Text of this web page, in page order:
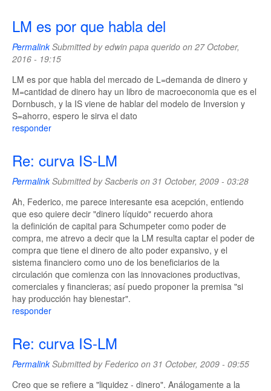
LM es por que habla del
PermalinkSubmitted byedwin papa querido on 27 October,
2016 - 19:15
LM es por que habla del mercado de L=demanda de dinero y
M=cantidad de dinero hay un libro de macroeconomia que es el
Dornbusch, y la IS viene de hablar del modelo de Inversion y
S=ahorro, espero le sirva el dato
responder
Re: curva IS-LM
PermalinkSubmitted bySacberis on 31 October, 2009 - 03:28
Ah, Federico, me parece interesante esa acepción, entiendo
que eso quiere decir "dinero líquido" recuerdo ahora
la definición de capital para Schumpeter como poder de
compra, me atrevo a decir que la LM resulta captar el poder de
compra que tiene el dinero de alto poder expansivo, y el
sistema financiero como uno de los beneficiarios de la
circulación que comienza con las innovaciones productivas,
comerciales y financieras; así puedo proponer la premisa "si
hay producción hay bienestar".
responder
Re: curva IS-LM
PermalinkSubmitted byFederico on 31 October, 2009 - 09:55
Creo que se refiere a "liquidez - dinero". Análogamente a la